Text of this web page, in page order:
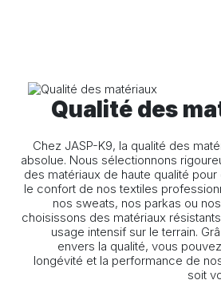
Qualité des
Chez JASP-K9, la qualité des
absolue. Nous sélectionnons
des matériaux de haute qualité pour
le confort de nos textiles
nos sweats, nos parkas ou
choisissons des matériaux
usage intensif sur le terrain.
envers la qualité, vous
longévité et la performance de
soit